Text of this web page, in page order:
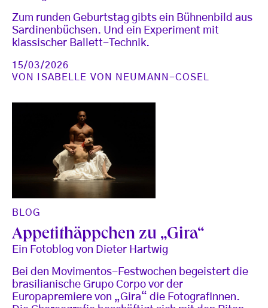
Zum runden Geburtstag gibts ein Bühnenbild aus
Sardinenbüchsen. Und ein Experiment mit
klassischer Ballett-Technik.
15/03/2026
VON
ISABELLE VON NEUMANN-COSEL
BLOG
Appetithäppchen zu „Gira“
Ein Fotoblog von Dieter Hartwig
Bei den Movimentos-Festwochen begeistert die
brasilianische Grupo Corpo vor der
Europapremiere von „Gira“ die FotografInnen.